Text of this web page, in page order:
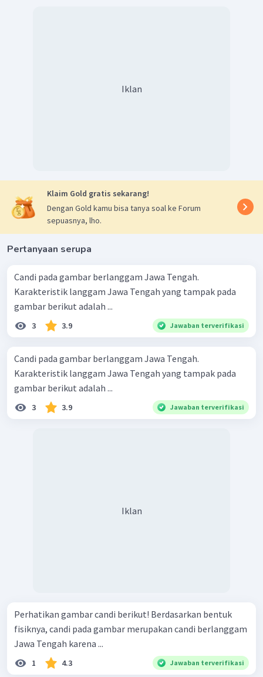
Iklan
Klaim Gold gratis sekarang!
Dengan Gold kamu bisa tanya soal ke Forum
sepuasnya, lho.
Pertanyaan serupa
Candi pada gambar berlanggam Jawa Tengah.
Karakteristik langgam Jawa Tengah yang tampak pada
gambar berikut adalah ...
3 3.9 Jawaban terverifikasi
Candi pada gambar berlanggam Jawa Tengah.
Karakteristik langgam Jawa Tengah yang tampak pada
gambar berikut adalah ...
3 3.9 Jawaban terverifikasi
Iklan
Perhatikan gambar candi berikut! Berdasarkan bentuk
fisiknya, candi pada gambar merupakan candi berlanggam
Jawa Tengah karena ...
1 4.3 Jawaban terverifikasi